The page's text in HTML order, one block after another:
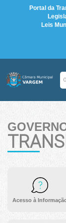
Portal da
Leis
Acesso à